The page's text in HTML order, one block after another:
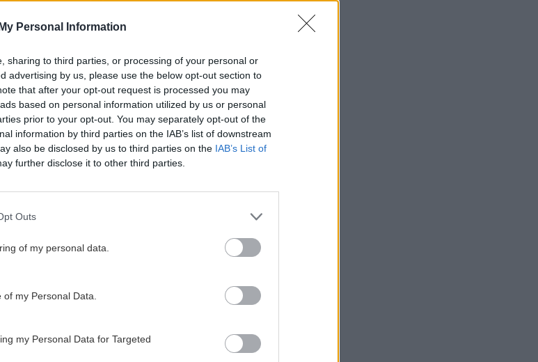
Personal Information
sharing to third parties, or processing of your personal or
advertising by us, please use the below opt-out section to
that after your opt-out request is processed you may
based on personal information utilized by us or personal
prior to your opt-out. You may separately opt-out of the
information by third parties on the IAB’s list of downstream
also be disclosed by us to third parties on the IAB’s List of
further disclose it to other third parties.
Outs
of my personal data.
my Personal Data.
my Personal Data for Targeted